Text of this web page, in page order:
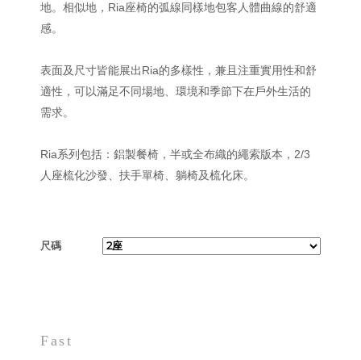
地。相似地，Ria座椅的弧線同樣地包客人體曲線的舒適
感。
表面及尺寸皆能展出Ria的多樣性，兼且注重實用性和舒
適性，可以滿足不同場地、環境和季節下在戶外生活的
需求。
Ria系列包括：鋁製餐椅，半或全布織的繩索版本，2/3
人座梳化沙發、扶手單椅、躺椅及梳化床。
尺碼
Fast